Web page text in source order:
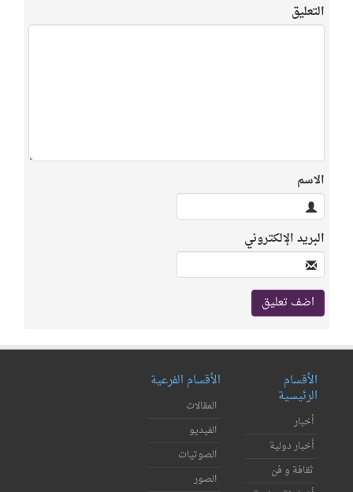
التعليق
الاسم
البريد الإلكتروني
الأقسام
الرئيسية
أخبار
أخبار دولية
ثقافة و فن
الأقسام الفرعية
المقالات
الفيديو
الصوتيات
الصور